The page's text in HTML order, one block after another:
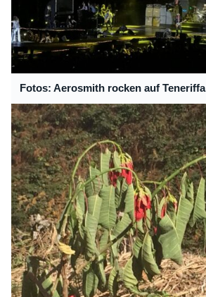
Fotos: Aerosmith rocken auf Teneriffa